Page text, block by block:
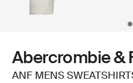
Abercrombie &
ANF MENS